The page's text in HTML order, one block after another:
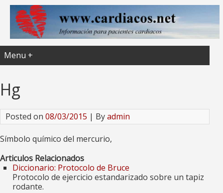
Menu +
Hg
Posted on 08/03/2015 | Byadmin
Símbolo químico del mercurio,
Articulos Relacionados
Diccionario: Protocolo de Bruce
Protocolo de ejercicio estandarizado sobre un tapiz
rodante.